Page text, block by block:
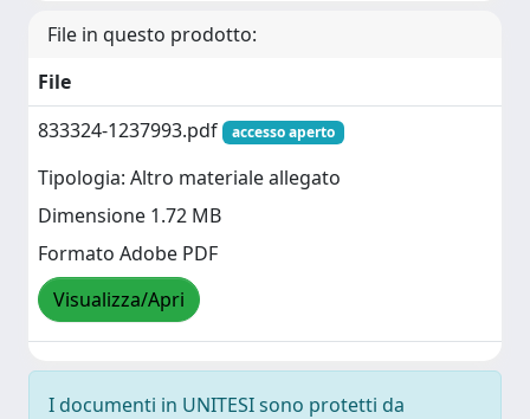
File in questo prodotto:
File
833324-1237993.pdf
accesso aperto
Tipologia: Altro materiale allegato
Dimensione 1.72 MB
Formato Adobe PDF
Visualizza/Apri
I documenti in UNITESI sono protetti da